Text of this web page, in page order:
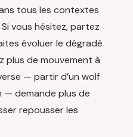
tous les contextes
vous hésitez, partez
évoluer le dégradé
plus de mouvement à
— partir d’un wolf
— demande plus de
repousser les